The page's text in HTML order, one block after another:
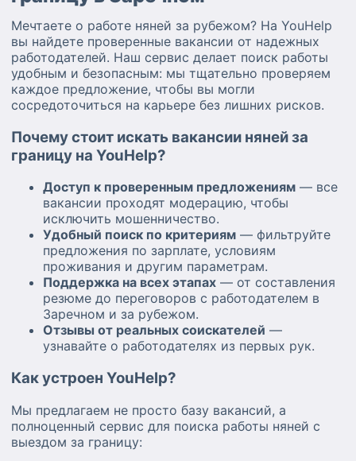
Мечтаете о работе няней за рубежом? На YouHelp
вы найдете проверенные вакансии от надежных
работодателей. Наш сервис делает поиск работы
удобным и безопасным: мы тщательно проверяем
каждое предложение, чтобы вы могли
сосредоточиться на карьере без лишних рисков.
Почему стоит искать вакансии няней за
границу на YouHelp?
Доступ к проверенным предложениям — все
вакансии проходят модерацию, чтобы
исключить мошенничество.
Удобный поиск по критериям — фильтруйте
предложения по зарплате, условиям
проживания и другим параметрам.
Поддержка на всех этапах — от составления
резюме до переговоров с работодателем в
Заречном и за рубежом.
Отзывы от реальных соискателей —
узнавайте о работодателях из первых рук.
Как устроен YouHelp?
Мы предлагаем не просто базу вакансий, а
полноценный сервис для поиска работы няней с
выездом за границу: